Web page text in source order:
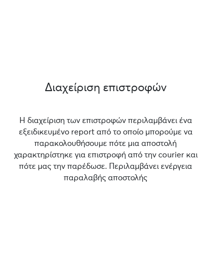
Διαχείριση επιστροφών
Η διαχείριση των επιστροφών περιλαμβάνει ένα
εξειδικευμένο report από το οποίο μπορούμε να
παρακολουθήσουμε πότε μια αποστολή
χαρακτηρίστηκε για επιστροφή από την courier και
πότε μας την παρέδωσε. Περιλαμβάνει ενέργεια
παραλαβής αποστολής